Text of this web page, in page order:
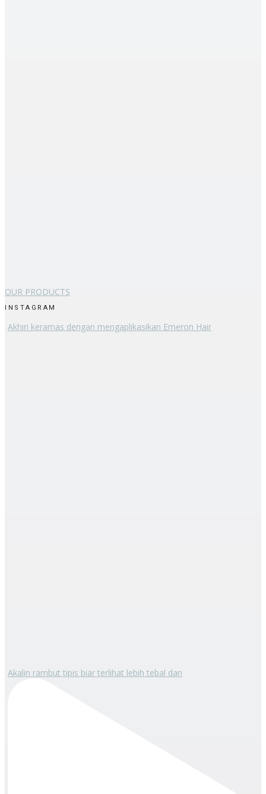
OUR PRODUCTS
INSTAGRAM
Akhiri keramas dengan mengaplikasikan Emeron Hair
Akalin rambut tipis biar terlihat lebih tebal dan